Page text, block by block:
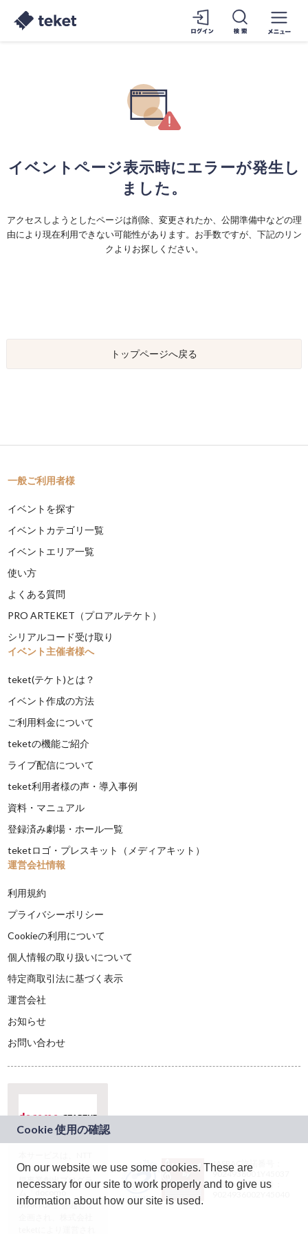
イベントページ表示時にエラーが発生し
ました。
アクセスしようとしたページは削除、変更されたか、公開準備中などの理
由により現在利用できない可能性があります。お手数ですが、下記のリン
クよりお探しください。
トップページへ戻る
一般ご利用者様
イベントを探す
イベントカテゴリ一覧
イベントエリア一覧
使い方
よくある質問
PRO ARTEKET（プロアルテケト）
シリアルコード受け取り
イベント主催者様へ
teket(テケト)とは？
イベント作成の方法
ご利用料金について
teketの機能ご紹介
ライブ配信について
teket利用者様の声・導入事例
資料・マニュアル
登録済み劇場・ホール一覧
teketロゴ・プレスキット（メディアキット）
運営会社情報
利用規約
プライバシーポリシー
Cookieの利用について
個人情報の取り扱いについて
特定商取引法に基づく表示
運営会社
お知らせ
お問い合わせ
ドコモグループの新
規事業創出プログラ
ム「docomo
STARTUP」を通じて
JASRAC許諾番号：
9024936001Y45037
JASRAC許諾番号：
On our website we use some cookies. These are
necessary for our site to work properly and to give us
information about how our site is used.